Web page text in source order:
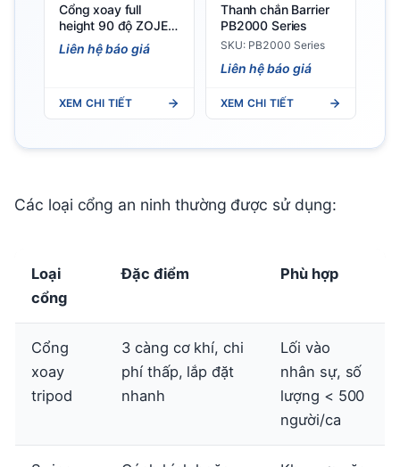
Cổng xoay full
height 90 độ ZOJE
Z2004 (90° Full
Height Turnstile)
Liên hệ báo giá
XEM CHI TIẾT
Thanh chắn Barrier
PB2000 Series
SKU: PB2000 Series
Liên hệ báo giá
XEM CHI TIẾT
Các loại cổng an ninh thường được sử dụng:
Loại
cổng
Đặc điểm Phù hợp
Cổng
xoay
tripod
3 càng cơ khí, chi
phí thấp, lắp đặt
nhanh
Lối vào
nhân sự, số
lượng < 500
người/ca